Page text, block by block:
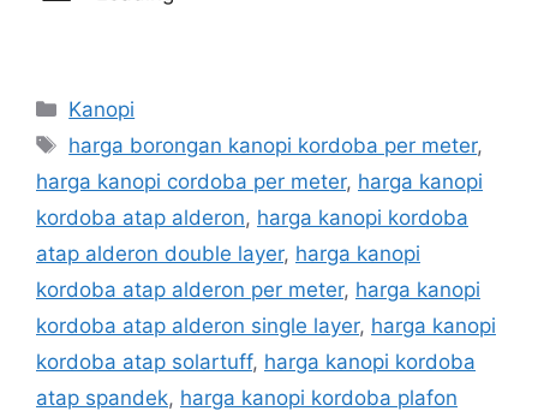
Categories
Kanopi
Tags
harga borongan kanopi kordoba per meter,
harga kanopi cordoba per meter, harga kanopi
kordoba atap alderon, harga kanopi kordoba
atap alderon double layer, harga kanopi
kordoba atap alderon per meter, harga kanopi
kordoba atap alderon single layer, harga kanopi
kordoba atap solartuff, harga kanopi kordoba
atap spandek, harga kanopi kordoba plafon